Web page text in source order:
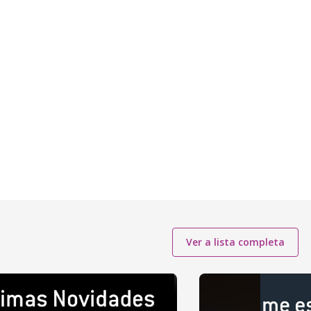
Ver a lista completa